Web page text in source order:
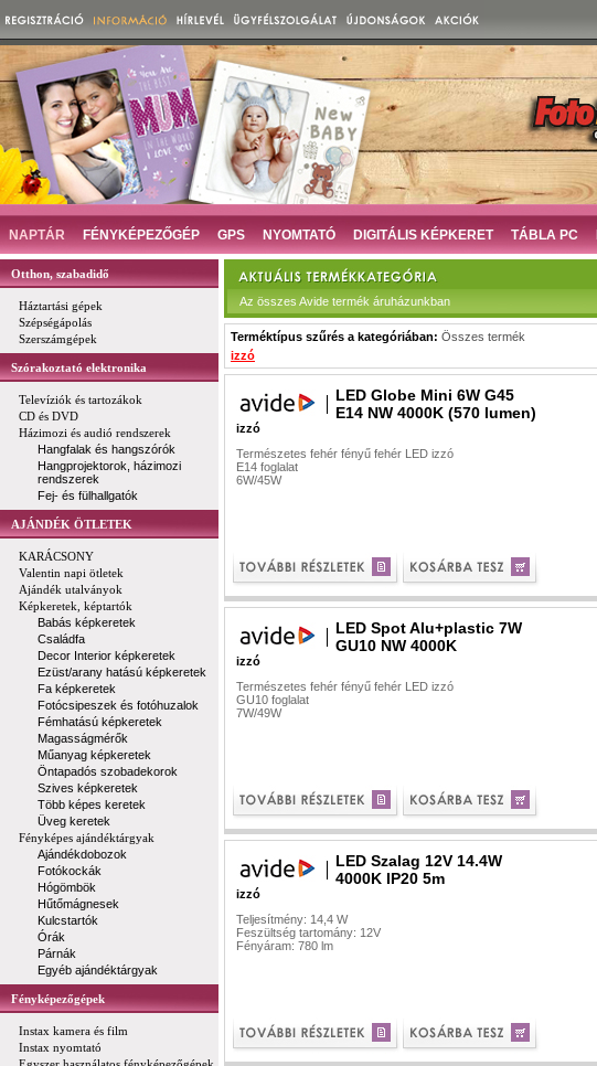
NAPTÁR FÉNYKÉPEZŐGÉP GPS NYOMTATÓ DIGITÁLIS KÉPKERET TÁBLA PC
Otthon, szabadidő
Háztartási gépek
Szépségápolás
Szerszámgépek
Szórakoztató elektronika
Televíziók és tartozákok
CD és DVD
Házimozi és audió rendszerek
Hangfalak és hangszórók
Hangprojektorok, házimozi
rendszerek
Fej- és fülhallgatók
AJÁNDÉK ÖTLETEK
KARÁCSONY
Valentin napi ötletek
Ajándék utalványok
Képkeretek, képtartók
Babás képkeretek
Családfa
Decor Interior képkeretek
Ezüst/arany hatású képkeretek
Fa képkeretek
Fotócsipeszek és fotóhuzalok
Fémhatású képkeretek
Magasságmérők
Műanyag képkeretek
Öntapadós szobadekorok
Szives képkeretek
Több képes keretek
Üveg keretek
Fényképes ajándéktárgyak
Ajándékdobozok
Fotókockák
Hógömbök
Hűtőmágnesek
Kulcstartók
Órák
Párnák
Egyéb ajándéktárgyak
Fényképezőgépek
Instax kamera és film
Instax nyomtató
Az összes Avide termék áruházunkban
Terméktípus szűrés a kategóriában: Összes termék
izzó
LED Globe Mini 6W G45
E14 NW 4000K (570 lumen)
izzó
Természetes fehér fényű fehér LED izzó
E14 foglalat
6W/45W
LED Spot Alu+plastic 7W
GU10 NW 4000K
izzó
Természetes fehér fényű fehér LED izzó
GU10 foglalat
7W/49W
LED Szalag 12V 14.4W
4000K IP20 5m
izzó
Teljesítmény: 14,4 W
Feszültség tartomány: 12V
Fényáram: 780 lm